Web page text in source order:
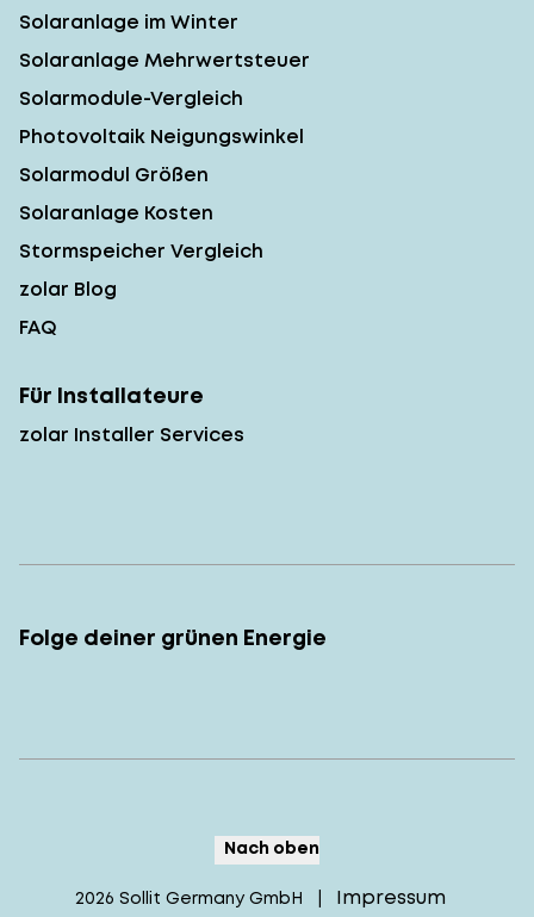
Solaranlage im Winter
Solaranlage Mehrwertsteuer
Solarmodule-Vergleich
Photovoltaik Neigungswinkel
Solarmodul Größen
Solaranlage Kosten
Stormspeicher Vergleich
zolar Blog
FAQ
Für Installateure
zolar Installer Services
Folge deiner grünen Energie
Nach oben
2026 Sollit Germany GmbH | Impressum